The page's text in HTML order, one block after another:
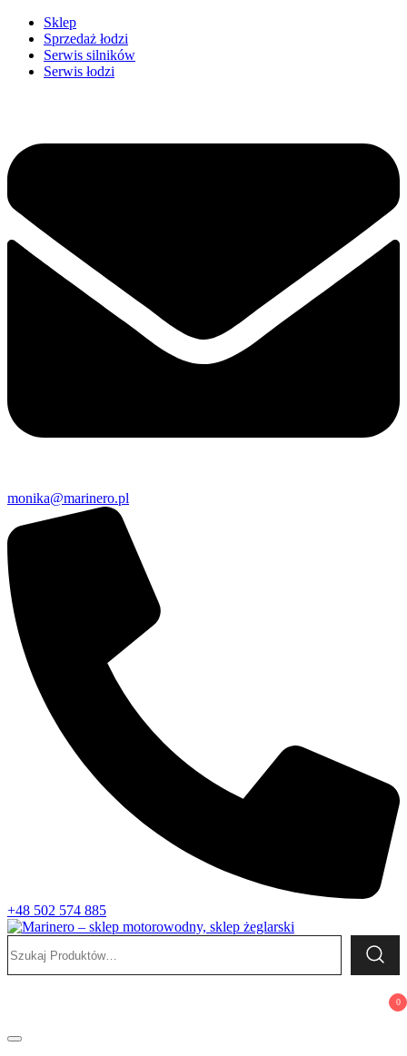
Przejdź
treści
Sklep
Sprzedaż łodzi
Serwis silników
Serwis łodzi
monika@marinero.pl
+48 502 574 885
Marinero – sklep motorowodny, sklep żeglarski
Sklep motorowodny, Sklep żeglarski, części do silników,
wyposażenie łodzi motorowych, elektronika morska
0